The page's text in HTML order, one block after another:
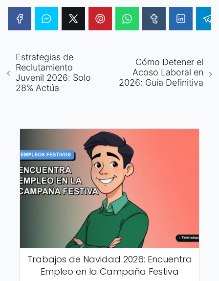
Estrategias de
Reclutamiento
Juvenil 2026: Solo
28% Actúa
Cómo Detener el
Acoso Laboral en
2026: Guía Definitiva
Trabajos de Navidad 2026: Encuentra
Empleo en la Campaña Festiva